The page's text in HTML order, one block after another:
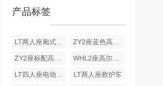
产品标签
LT两人座厢式货车 ZY2座蓝色高尔夫车
ZY2座标配高尔夫车加货斗 WHL2座高尔夫车
LT四人座电动货车 LT两人座救护车